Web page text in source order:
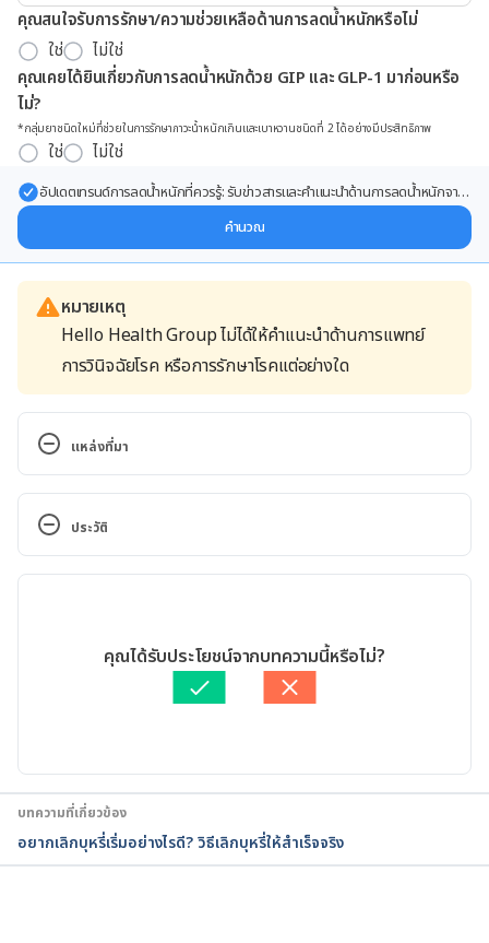
คุณสนใจรับการรักษา/ความช่วยเหลือด้านการลดน้ำหนักหรือไม่
ใช่
ไม่ใช่
คุณเคยได้ยินเกี่ยวกับการลดน้ำหนักด้วย GIP และ GLP-1 มาก่อนหรือ
ไม่?
*กลุ่มยาชนิดใหม่ที่ช่วยในการรักษาภาวะน้ำหนักเกินและเบาหวานชนิดที่ 2 ได้อย่างมีประสิทธิภาพ
ใช่ ไม่ใช่
อัปเดตเทรนด์การลดน้ำหนักที่ควรรู้: รับข่าวสารและคำแนะนำด้านการลดน้ำหนักจาก
คำนวณ
หมายเหตุ
Hello Health Group ไม่ได้ให้คำแนะนำด้านการแพทย์
การวินิจฉัยโรค หรือการรักษาโรคแต่อย่างใด
แหล่งที่มา
https://www.bangkokhospital.com/th/bangkok/con
tent/electric-cigarette
https://kcmh.chulalongkornhospital.go.th/line/บุหรี่
07-media-ครอบครองหรือจำหน่ายบุหรี่ไฟฟ้าผิดกฎหมาย
อย่างไร
https://www.samitivejhospitals.com/article/detail/
ประวัติ
เขียนโดย พลอย วงษ์วิไล
ตรวจสอบความถูกต้องของข้อมูลโดยทีม Hello คุณหมอ
พลอย วงษ์วิไล
คุณได้รับประโยชน์จากบทความนี้หรือไม่?
บทความที่เกี่ยวข้อง
อยากเลิกบุหรี่เริ่มอย่างไรดี? วิธีเลิกบุหรี่ให้สำเร็จจริง